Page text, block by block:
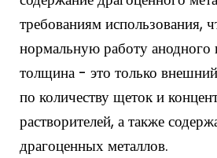
требованиям использования,
нормальную работу анодного
толщина - это только
по количеству щеток и
растворителей, а также
драгоценных металлов.